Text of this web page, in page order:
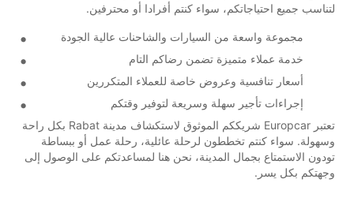
لتناسب جميع احتياجاتكم، سواء كنتم أفرادا أو محترفين.
مجموعة واسعة من السيارات والشاحنات عالية الجودة
خدمة عملاء متميزة تضمن رضاكم التام
أسعار تنافسية وعروض خاصة للعملاء المتكررين
إجراءات تأجير سهلة وسريعة لتوفير وقتكم
تعتبر Europcar شريككم الموثوق لاستكشاف مدينة Rabat بكل راحة
وسهولة. سواء كنتم تخططون لرحلة عائلية، رحلة عمل أو ببساطة
تودون الاستمتاع بجمال المدينة، نحن هنا لمساعدتكم على الوصول إلى
وجهتكم بكل يسر.